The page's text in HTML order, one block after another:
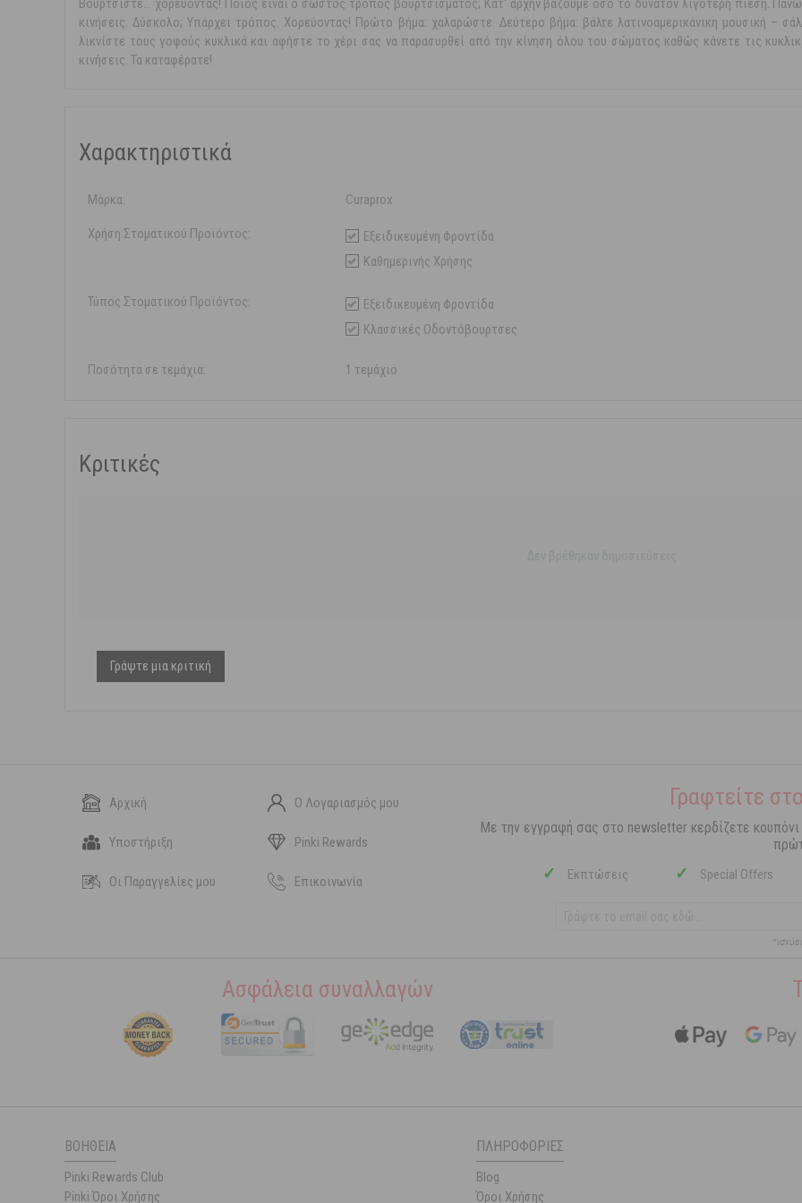
Βουρτσίστε... χορεύοντας! Ποιος είναι ο σωστός τρόπος βουρτσίσματος; Κατ' αρχήν βάζουμε όσο το δυνατόν λιγότερη πίεση.
κινήσεις. Δύσκολο; Υπάρχει τρόπος. Χορεύοντας! Πρώτο βήμα: χαλαρώστε. Δεύτερο βήμα: βάλτε λατινοαμερικάνικη μουσική –
λικνίστε τους γοφούς κυκλικά και αφήστε το χέρι σας να παρασυρθεί από την κίνηση όλου του σώματος καθώς κάνετε τις
κινήσεις. Τα καταφέρατε!
Χαρακτηριστικά
Μάρκα: Curaprox
Χρήση Στοματικού Προϊόντος:
Εξειδικευμένη Φροντίδα
Καθημερινής Χρήσης
Τύπος Στοματικού Προϊόντος:
Εξειδικευμένη Φροντίδα
Κλασσικές Οδοντόβουρτσες
Ποσότητα σε τεμάχια: 1 τεμάχιο
Κριτικές
Γράψτε μια κριτική
Αρχική Ο Λογαριασμός μου
Υποστήριξη Pinki Rewards
Οι Παραγγελίες μου Επικοινωνία
Γραφτείτε
Με την εγγραφή σας στο newsletter κερδίζετε
✓ Εκπτώσεις ✓ Special Offers
Ασφάλεια συναλλαγών
ΒΟΉΘΕΙΑ
Pinki Rewards Club
Pinki Όροι Χρήσης
ΠΛΗΡΟΦΟΡΊΕΣ
Blog
Όροι Χρήσης